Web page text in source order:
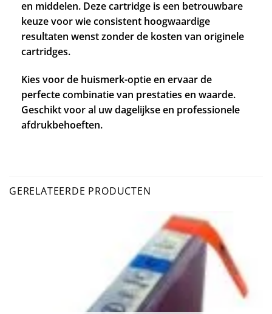
en middelen. Deze cartridge is een betrouwbare
keuze voor wie consistent hoogwaardige
resultaten wenst zonder de kosten van originele
cartridges.
Kies voor de huismerk-optie en ervaar de
perfecte combinatie van prestaties en waarde.
Geschikt voor al uw dagelijkse en professionele
afdrukbehoeften.
GERELATEERDE PRODUCTEN